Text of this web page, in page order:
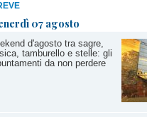
07 agosto
d'agosto tra sagre,
tamburello e stelle: gli
da non perdere